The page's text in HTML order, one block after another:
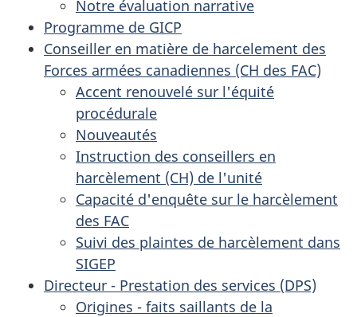
Notre évaluation narrative
Programme de GICP
Conseiller en matière de harcelement des
Forces armées canadiennes (CH des FAC)
Accent renouvelé sur l'équité
procédurale
Nouveautés
Instruction des conseillers en
harcèlement (CH) de l'unité
Capacité d'enquête sur le harcèlement
des FAC
Suivi des plaintes de harcèlement dans
SIGEP
Directeur - Prestation des services (DPS)
Origines - faits saillants de la